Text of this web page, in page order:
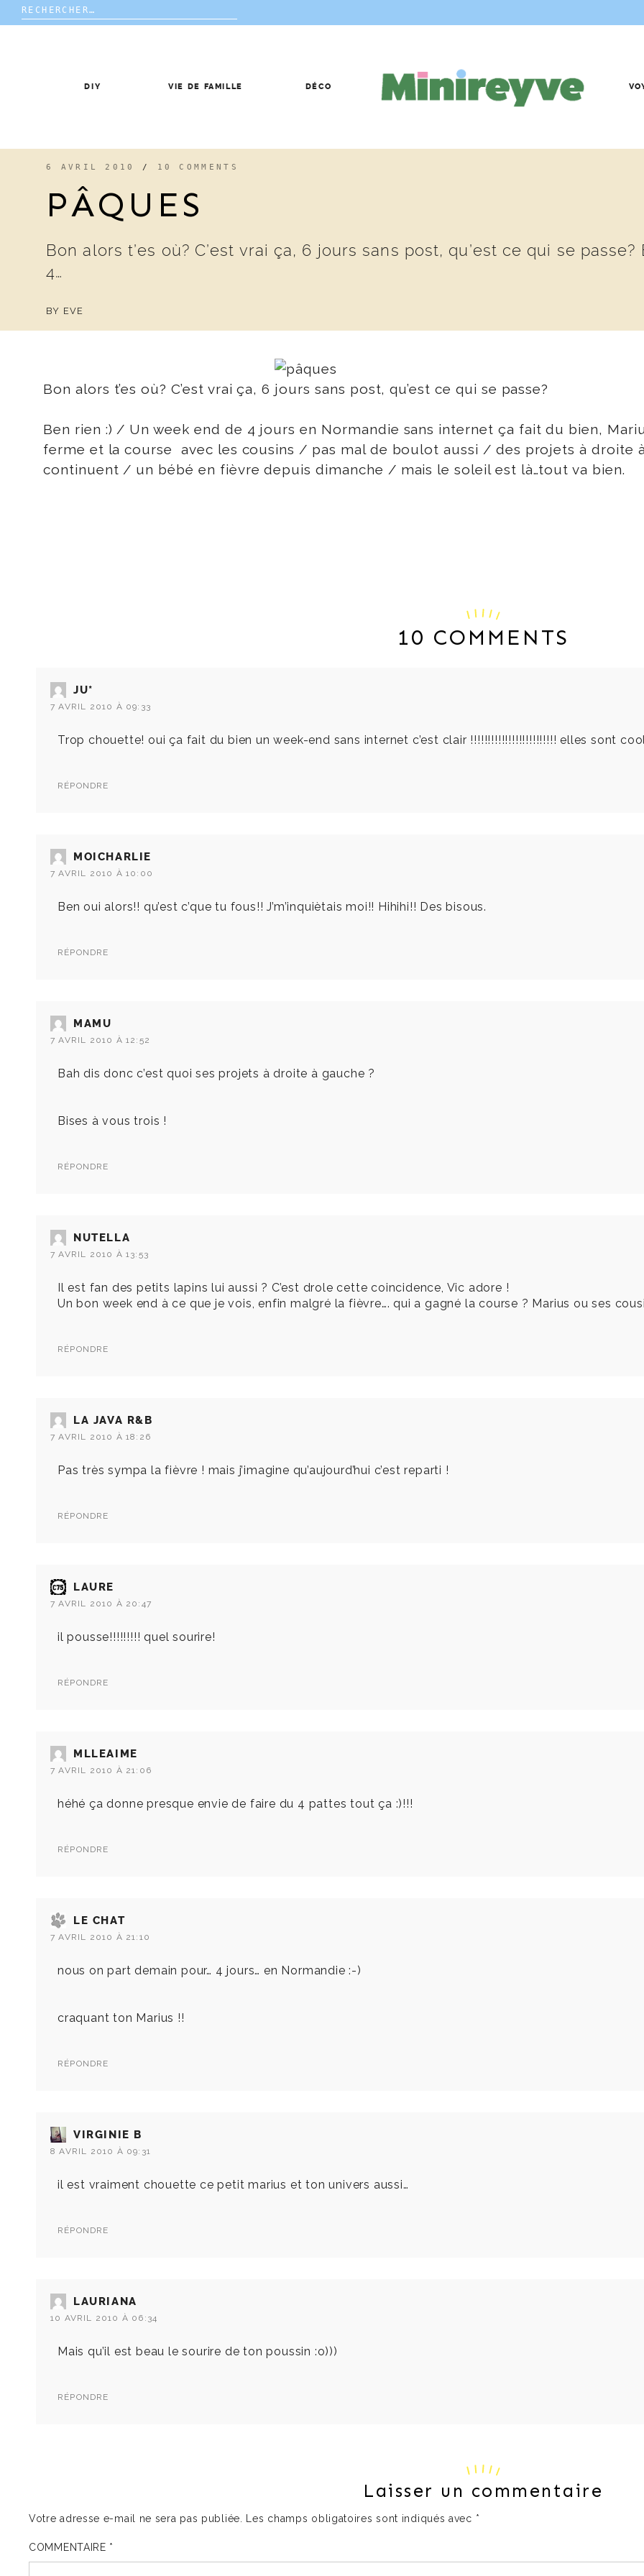
Rechercher :
DIY VIE DE FAMILLE DÉCO
6 AVRIL 2010 / 10 COMMENTS
PÂQUES
Bon alors t’es où? C’est vrai ça, 6 jours sans post, qu’est ce qui se
4…
BY EVE
Bon alors t’es où? C’est vrai ça, 6 jours sans post, qu’est ce qui se passe?
Ben rien :) / Un week end de 4 jours en Normandie sans internet ça fait du bien,
ferme et la course avec les cousins / pas mal de boulot aussi / des projets à droite
continuent / un bébé en fièvre depuis dimanche / mais le soleil est là…tout va bien.
10 COMMENTS
JU*
7 AVRIL 2010 À 09:33
Trop chouette! oui ça fait du bien un week-end sans internet c’est clair !!!!!!!!!!!!!!!!!!!!!!!!! elles sont
RÉPONDRE
MOICHARLIE
7 AVRIL 2010 À 10:00
Ben oui alors!! qu’est c’que tu fous!! J’m’inquiètais moi!! Hihihi!! Des bisous.
RÉPONDRE
MAMU
7 AVRIL 2010 À 12:52
Bah dis donc c’est quoi ses projets à droite à gauche ?
Bises à vous trois !
RÉPONDRE
NUTELLA
7 AVRIL 2010 À 13:53
Il est fan des petits lapins lui aussi ? C’est drole cette coincidence, Vic adore !
Un bon week end à ce que je vois, enfin malgré la fièvre…. qui a gagné la course ? Marius ou ses
RÉPONDRE
LA JAVA R&B
7 AVRIL 2010 À 18:26
Pas très sympa la fièvre ! mais j’imagine qu’aujourd’hui c’est reparti !
RÉPONDRE
LAURE
7 AVRIL 2010 À 20:47
il pousse!!!!!!!!! quel sourire!
RÉPONDRE
MLLEAIME
7 AVRIL 2010 À 21:06
héhé ça donne presque envie de faire du 4 pattes tout ça :)!!!
RÉPONDRE
LE CHAT
7 AVRIL 2010 À 21:10
nous on part demain pour… 4 jours… en Normandie :-)
craquant ton Marius !!
RÉPONDRE
VIRGINIE B
8 AVRIL 2010 À 09:31
il est vraiment chouette ce petit marius et ton univers aussi…
RÉPONDRE
LAURIANA
10 AVRIL 2010 À 06:34
Mais qu’il est beau le sourire de ton poussin :o)))
RÉPONDRE
Laisser un commentaire
Votre adresse e-mail ne sera pas publiée. Les champs obligatoires sont indiqués avec *
COMMENTAIRE *